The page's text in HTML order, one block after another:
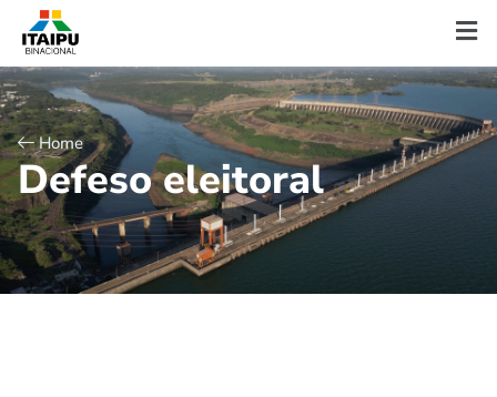
Home
Defeso eleitoral